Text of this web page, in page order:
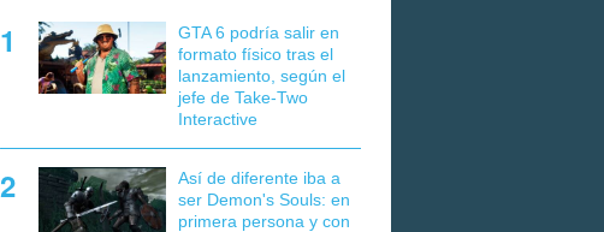
GTA 6 podría salir en
formato físico tras el
lanzamiento, según el
jefe de Take-Two
Interactive
Así de diferente iba a
ser Demon's Souls: en
primera persona y con